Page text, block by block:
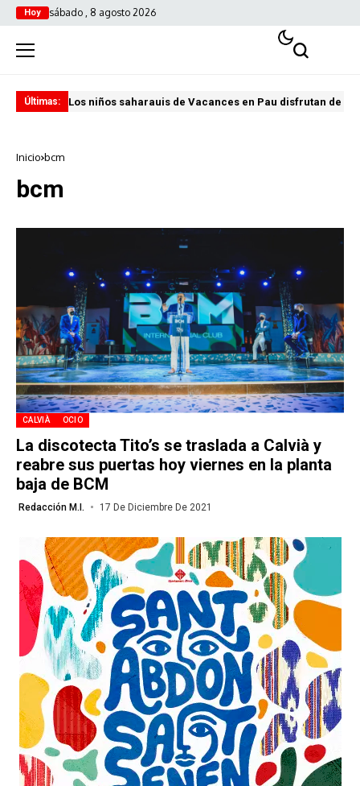
Hoy sábado , 8 agosto 2026
Últimas: Los niños saharauis de Vacances en Pau disfrutan de
Inicio bcm
bcm
CALVIÀ OCIO
La discotecta Tito’s se traslada a Calvià y
reabre sus puertas hoy viernes en la planta
baja de BCM
Redacción M.I. 17 De Diciembre De 2021